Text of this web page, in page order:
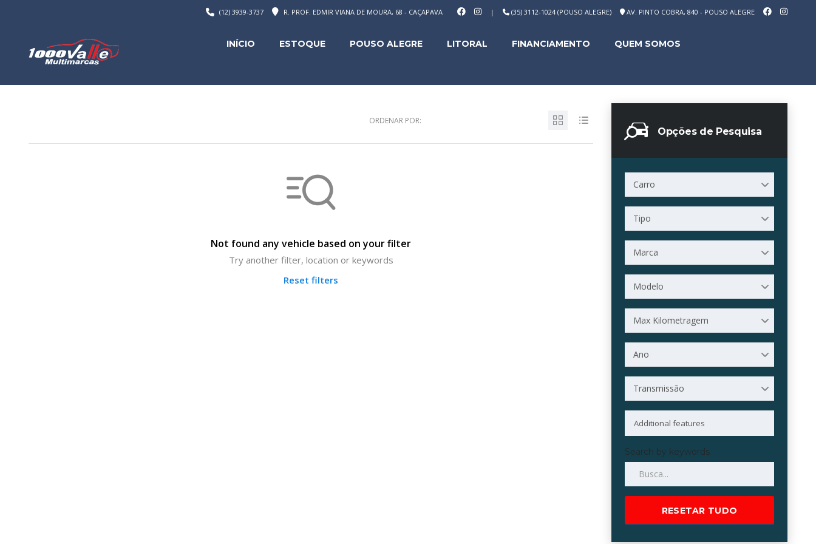
| (35) 3112-1024 (POUSO ALEGRE) AV. PINTO COBRA, 840 - POUSO ALEGRE
R. PROF. EDMIR VIANA DE MOURA, 68 - CAÇAPAVA
(12) 3939-3737
INÍCIO ESTOQUE POUSO ALEGRE LITORAL FINANCIAMENTO QUEM SOMOS
Opções de Pesquisa
Carro
Tipo
Marca
Modelo
Max Kilometragem
Ano
Transmissão
Search by keywords
RESETAR TUDO
ORDENAR POR:
Not found any vehicle based on your filter
Try another filter, location or keywords
Reset filters